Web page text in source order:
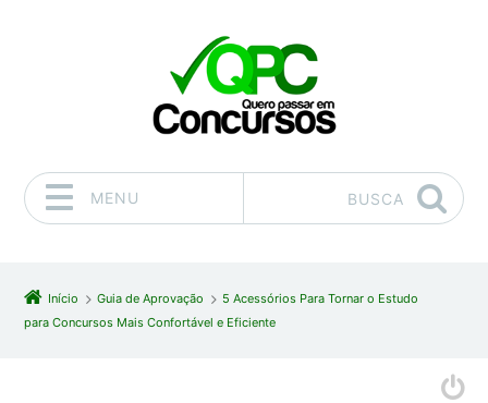
MENU BUSCA
Início Guia de Aprovação
5 Acessórios Para Tornar o Estudo
para Concursos Mais Confortável e Eficiente